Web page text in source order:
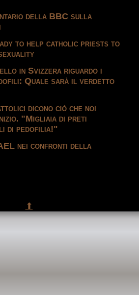
della BBC sulla
to help catholic priests to
in Svizzera riguardo i
Quale sarà il verdetto
dicono ciò che noi
"Migliaia di preti
di pedofilia!"
nei confronti della
⬆